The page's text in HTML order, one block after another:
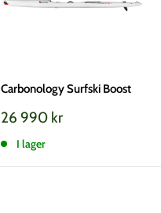
Carbonology Surfski Boost
Vårt
26 990 kr
I lager